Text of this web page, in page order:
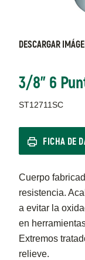
DESCARGAR
3/8" 6
ST12711SC
FICHA DE
Cuerpo
resistencia.
a evitar la
en
Extremos
relieve.